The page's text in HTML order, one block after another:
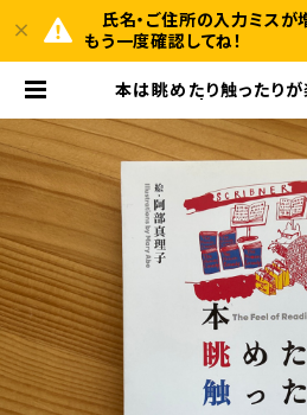
氏名・ご住所の入力ミスが
もう一度確認してね！
本は眺めたり触ったりが